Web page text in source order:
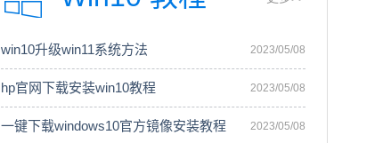
win10升级win11系统方法 2023/05/08
hp官网下载安装win10教程 2023/05/08
一键下载windows10官方镜像安装教程 2023/05/08